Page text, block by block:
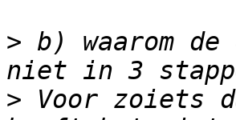
> b) waarom
> Voor zoiets